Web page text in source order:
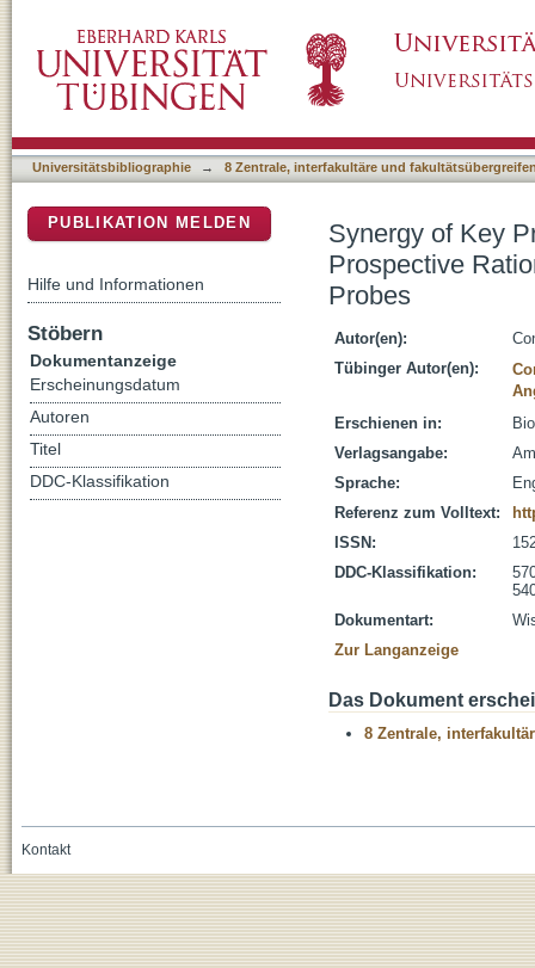
Bioresponsive Magnetic Resonance
Universitätsbibliographie → 8 Zentrale, interfakultäre und
Synergy of Key
Prospective
Probes
Autor(en):
Tübinger Autor(en):
Erschienen in:
Verlagsangabe:
Sprache:
Referenz zum Volltext:
ISSN:
DDC-Klassifikation:
Dokumentart:
Zur Langanzeige
Das Dokument
8 Zentrale,
PUBLIKATION MELDEN
Hilfe und Informationen
Stöbern
Dokumentanzeige
Erscheinungsdatum
Autoren
Titel
DDC-Klassifikation
Kontakt